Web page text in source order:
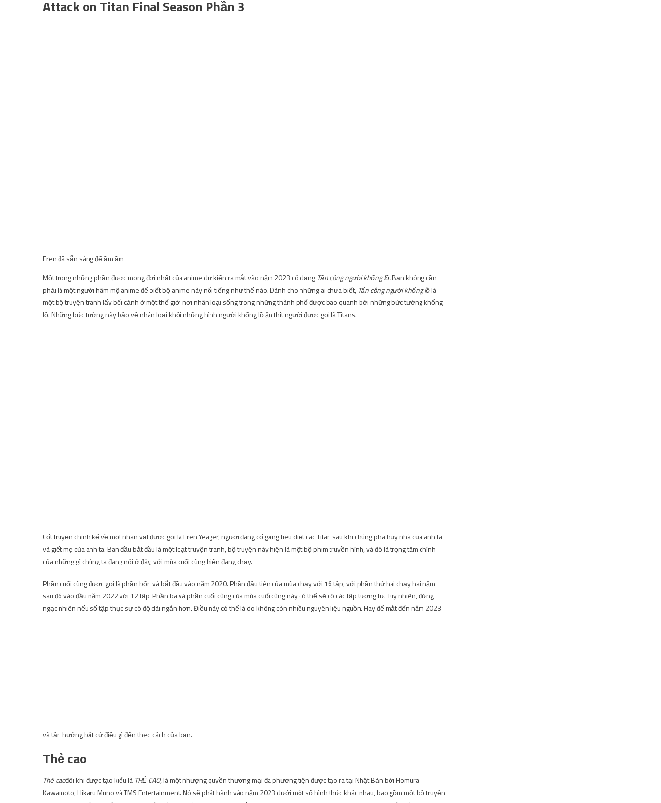
Attack on Titan Final Season Phần 3
Eren đã sẵn sàng để ầm ầm
Một trong những phần được mong đợi nhất của anime dự kiến ​​ra mắt vào năm 2023 có dạng Tấn công người khổng lồ.Bạn không cần
phải là một người hâm mộ anime để biết bộ anime này nổi tiếng như thế nào. Dành cho những ai chưa biết, Tấn công người khổng lồlà
một bộ truyện tranh lấy bối cảnh ở một thế giới nơi nhân loại sống trong những thành phố được bao quanh bởi những bức tường khổng
lồ. Những bức tường này bảo vệ nhân loại khỏi những hình người khổng lồ ăn thịt người được gọi là Titans.
Cốt truyện chính kể về một nhân vật được gọi là Eren Yeager, người đang cố gắng tiêu diệt các Titan sau khi chúng phá hủy nhà của anh ta
và giết mẹ của anh ta. Ban đầu bắt đầu là một loạt truyện tranh, bộ truyện này hiện là một bộ phim truyền hình, và đó là trọng tâm chính
của những gì chúng ta đang nói ở đây, với mùa cuối cùng hiện đang chạy.
Phần cuối cùng được gọi là phần bốn và bắt đầu vào năm 2020. Phần đầu tiên của mùa chạy với 16 tập, với phần thứ hai chạy hai năm
sau đó vào đầu năm 2022 với 12 tập. Phần ba và phần cuối cùng của mùa cuối cùng này có thể sẽ có các tập tương tự. Tuy nhiên, đừng
ngạc nhiên nếu số tập thực sự có độ dài ngắn hơn. Điều này có thể là do không còn nhiều nguyên liệu nguồn. Hãy để mắt đến năm 2023
và tận hưởng bất cứ điều gì đến theo cách của bạn.
Thẻ cao
Thẻ caođôi khi được tạo kiểu là THẺ CAO, là một nhượng quyền thương mại đa phương tiện được tạo ra tại Nhật Bản bởi Homura
Kawamoto, Hikaru Muno và TMS Entertainment. Nó sẽ phát hành vào năm 2023 dưới một số hình thức khác nhau, bao gồm một bộ truyện